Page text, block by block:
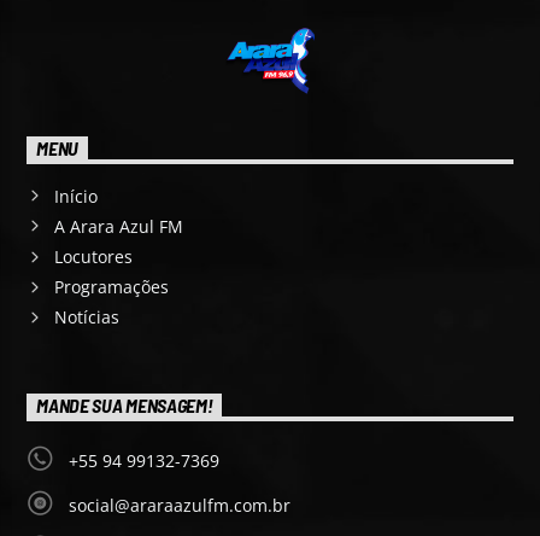
MENU
Início
A Arara Azul FM
Locutores
Programações
Notícias
MANDE SUA MENSAGEM!
+55 94 99132-7369
social@araraazulfm.com.br